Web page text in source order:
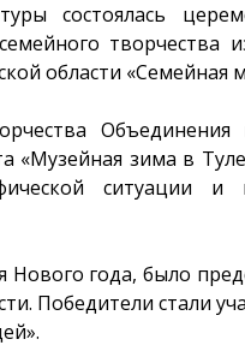
состоялась
творчества
области «Семейная
Объединения
«Музейная зима в
ситуации и
года, было
Победители стали